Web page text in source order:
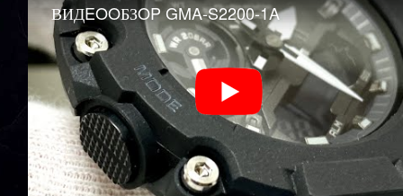
ВИДEOOБЗOP GMA-S2200-1A